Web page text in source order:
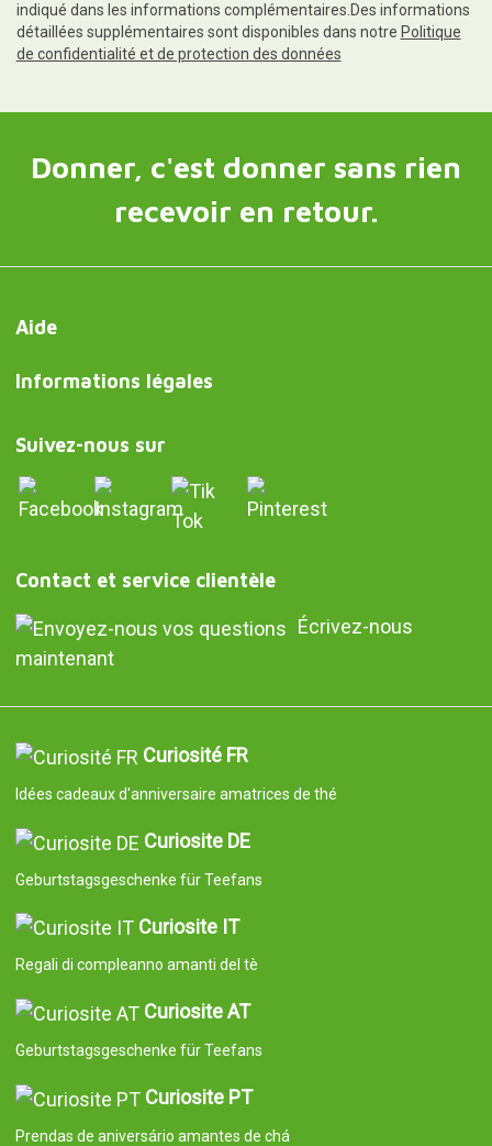
indiqué dans les informations complémentaires.Des informations
détaillées supplémentaires sont disponibles dans notre Politique
de confidentialité et de protection des données
Donner, c'est donner sans rien
recevoir en retour.
Aide
Informations légales
Suivez-nous sur
Contact et service clientèle
Écrivez-nous
maintenant
Curiosité FR
Idées cadeaux d'anniversaire amatrices de thé
Curiosite DE
Geburtstagsgeschenke für Teefans
Curiosite IT
Regali di compleanno amanti del tè
Curiosite AT
Geburtstagsgeschenke für Teefans
Curiosite PT
Prendas de aniversário amantes de chá